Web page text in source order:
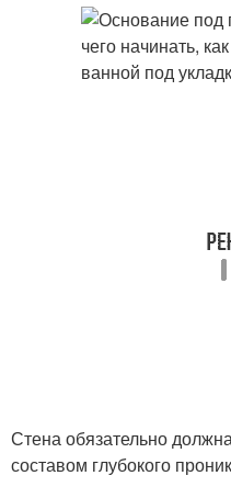
Стена обязательно
составом глубокого